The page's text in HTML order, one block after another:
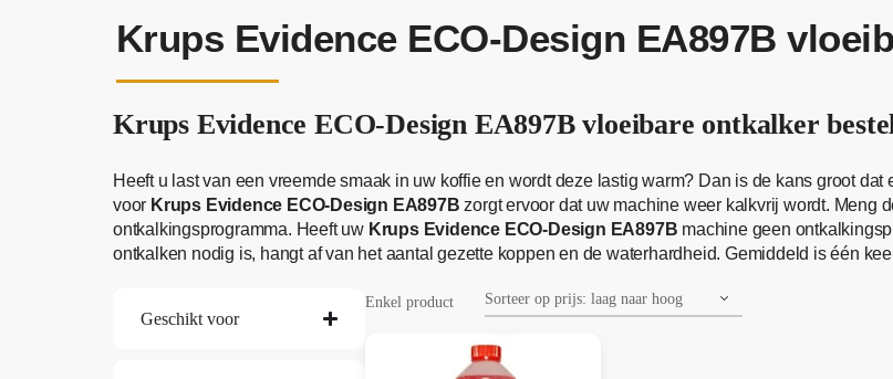
Krups Evidence ECO-Design EA897B
Krups Evidence ECO-Design EA897B vloeibare ontkalker
Heeft u last van een vreemde smaak in uw koffie en wordt deze lastig warm? Dan is de kans groot
voor Krups Evidence ECO-Design EA897B zorgt ervoor dat uw machine weer kalkvrij wordt. Meng
ontkalkingsprogramma. Heeft uw Krups Evidence ECO-Design EA897B machine geen
ontkalken nodig is, hangt af van het aantal gezette koppen en de waterhardheid. Gemiddeld is één
Geschikt voor
Enkel product